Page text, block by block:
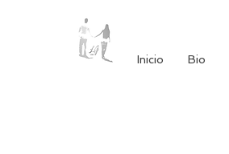
Inicio Bio